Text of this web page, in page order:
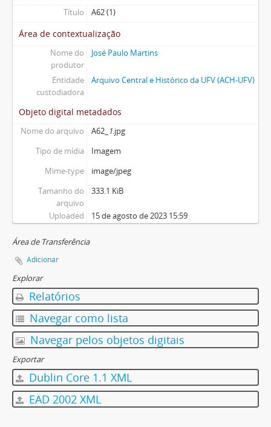
Título A62 (1)
Área de contextualização
Nome do
produtor
José Paulo Martins
Entidade
custodiadora
Arquivo Central e Histórico da UFV (ACH-UFV)
Objeto digital metadados
Nome do arquivo A62_ 1.jpg
Tipo de mídia
Imagem
Mime-type
image/jpeg
Tamanho do
arquivo
333.1 KiB
Uploaded 15 de agosto de 2023 15:59
Área de Transferência
Adicionar
Explorar
Relatórios
Navegar como lista
Navegar pelos objetos digitais
Exportar
Dublin Core 1.1 XML
EAD 2002 XML